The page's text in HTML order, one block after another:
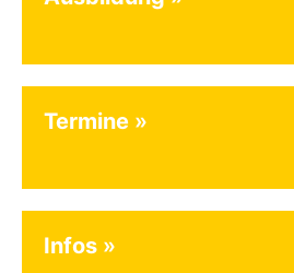
Termine
Infos